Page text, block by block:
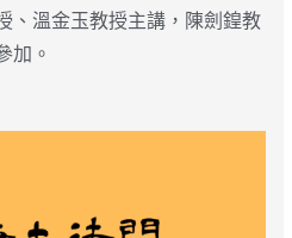
、溫金玉教授主講，陳劍鍠教
加。